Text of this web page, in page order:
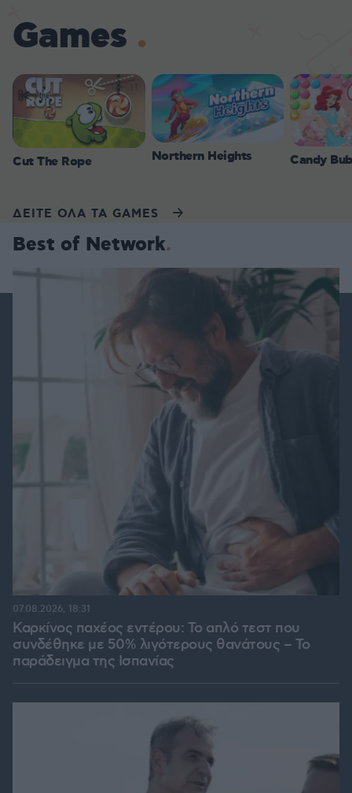
Games
Cut The Rope Northern Heights Candy
ΔΕΙΤΕ ΟΛΑ ΤΑ GAMES
Best of Network
Καρκίνος παχέος εντέρου: Το απλό τεστ που
συνδέθηκε με 50% λιγότερους θανάτους – Το
παράδειγμα της Ισπανίας
07.08.2026, 18:31